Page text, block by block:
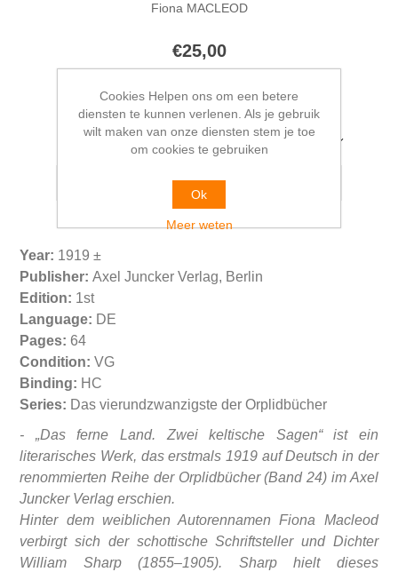
Fiona MACLEOD
€25,00
Selecteer het adres van waaruit u wilt verzenden
Year: 1919 ±
Publisher: Axel Juncker Verlag, Berlin
Edition: 1st
Language: DE
Pages: 64
Condition: VG
Binding: HC
Series: Das vierundzwanzigste der Orplidbücher
- „Das ferne Land. Zwei keltische Sagen“ ist ein
literarisches Werk, das erstmals 1919 auf Deutsch in der
renommierten Reihe der Orplidbücher (Band 24) im Axel
Juncker Verlag erschien.
Hinter dem weiblichen Autorennamen Fiona Macleod
verbirgt sich der schottische Schriftsteller und Dichter
William Sharp (1855–1905). Sharp hielt dieses
Cookies Helpen ons om een betere
diensten te kunnen verlenen. Als je gebruik
wilt maken van onze diensten stem je toe
om cookies te gebruiken
Ok
Meer weten